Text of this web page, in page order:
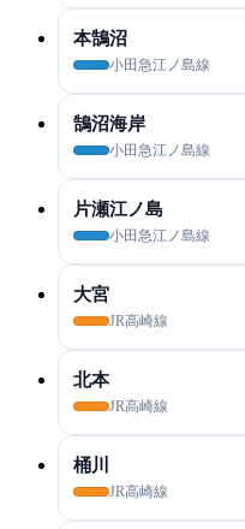
本鵠沼
小田急江ノ島線
鵠沼海岸
小田急江ノ島線
片瀬江ノ島
小田急江ノ島線
大宮
JR高崎線
北本
JR高崎線
桶川
JR高崎線